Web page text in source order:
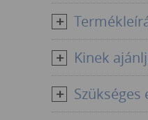
Kinek